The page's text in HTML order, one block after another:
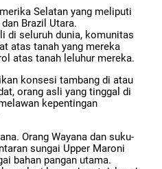
Selatan yang meliputi
Brazil Utara.
di seluruh dunia, komunitas
atas tanah yang mereka
atas tanah leluhur mereka.
konsesi tambang di atau
orang asli yang tinggal di
kepentingan
Orang Wayana dan suku-
sungai Upper Maroni
bahan pangan utama.